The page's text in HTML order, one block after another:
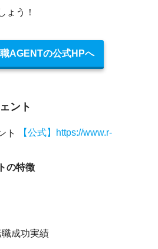
ょう！
AGENTの公式HPへ
ント
【公式】https://www.r-
の特徴
成功実績